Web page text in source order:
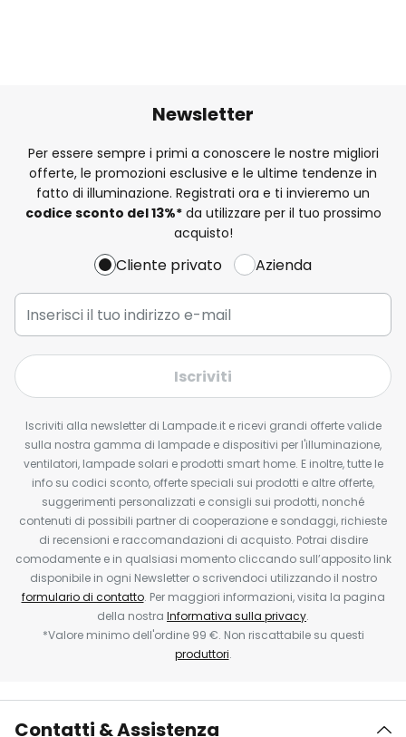
Newsletter
Per essere sempre i primi a conoscere le nostre migliori
offerte, le promozioni esclusive e le ultime tendenze in
fatto di illuminazione. Registrati ora e ti invieremo un
codice sconto del13%*da utilizzare per il tuo prossimo
acquisto!
Cliente privato Azienda
Iscriviti
Iscriviti alla newsletter di Lampade.it e ricevi grandi offerte valide
sulla nostra gamma di lampade e dispositivi per l'illuminazione,
ventilatori, lampade solari e prodotti smart home. E inoltre, tutte le
info su codici sconto, offerte speciali sui prodotti e altre offerte,
suggerimenti personalizzati e consigli sui prodotti, nonché
contenuti di possibili partner di cooperazione e sondaggi, richieste
di recensioni e raccomandazioni di acquisto. Potrai disdire
comodamente e in qualsiasi momento cliccando sull’apposito link
disponibile in ogni Newsletter o scrivendoci utilizzando il nostro
formulario di contatto. Per maggiori informazioni, visita la pagina
della nostra Informativa sulla privacy.
*Valore minimo dell'ordine 99 €. Non riscattabile su questi
produttori.
Contatti & Assistenza